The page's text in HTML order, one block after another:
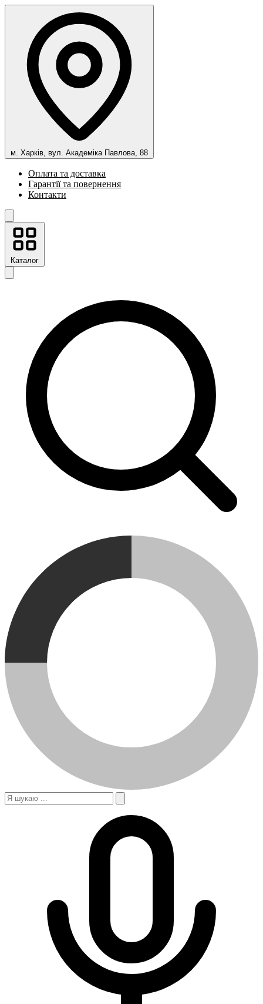
м. Харків, вул. Академіка Павлова, 88
Оплата та доставка
Гарантії та повернення
Контакти
Каталог